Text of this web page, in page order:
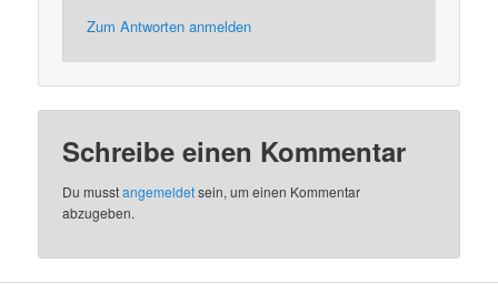
Zum Antworten anmelden
Schreibe einen Kommentar
Du musstangemeldetsein, um einen Kommentar
abzugeben.